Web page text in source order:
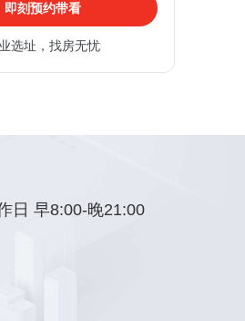
即刻预约带看
选址，找房无忧
日 早8:00-晚21:00